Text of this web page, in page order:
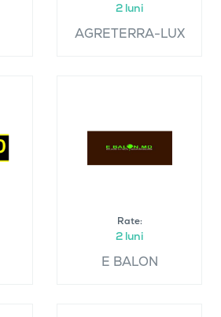
2 luni
AGRETERRA-LUX
Rate:
2 luni
E BALON